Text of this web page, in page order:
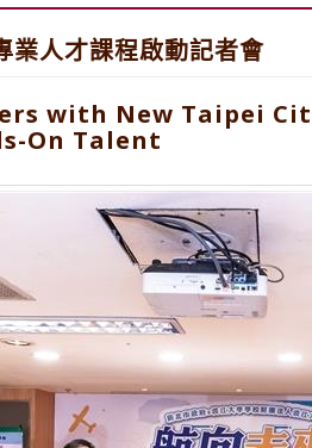
業人才課程啟動記者會
with New Taipei
On Talent